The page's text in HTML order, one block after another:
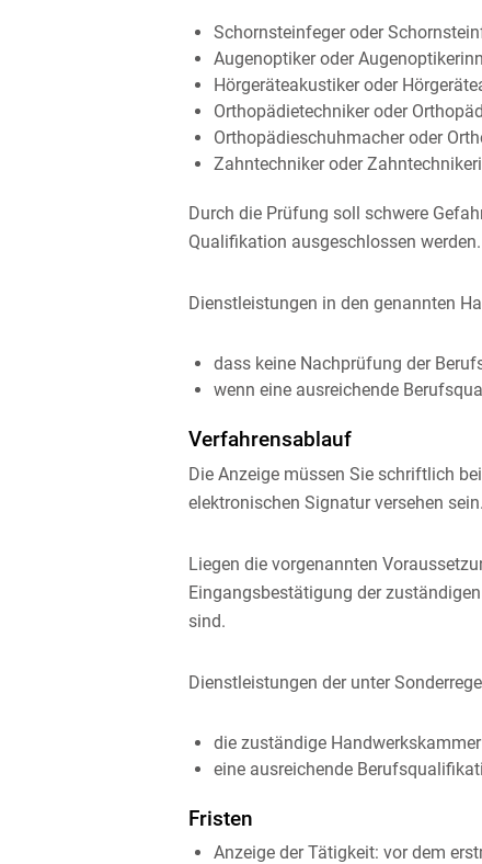
Schornsteinfeger oder
Augenoptiker oder
Hörgeräteakustiker oder
Orthopädietechniker oder
Orthopädieschuhmacher oder
Zahntechniker oder
Durch die Prüfung soll schwere
Qualifikation ausgeschlossen werden.
Dienstleistungen in den genannten
dass keine Nachprüfung der
wenn eine ausreichende
Verfahrensablauf
Die Anzeige müssen Sie schriftlich
elektronischen Signatur versehen sein.
Liegen die vorgenannten
Eingangsbestätigung der
sind.
Dienstleistungen der unter
die zuständige
eine ausreichende
Fristen
Anzeige der Tätigkeit: vor dem